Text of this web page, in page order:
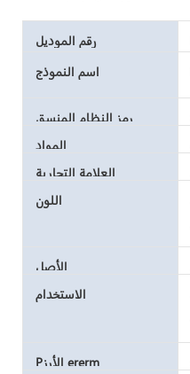
رقم الموديل
اسم النموذج
رمز النظام المنسق
المواد
العلامة التجارية
اللون
الأصل
الاستخدام
Pالأرز ererm